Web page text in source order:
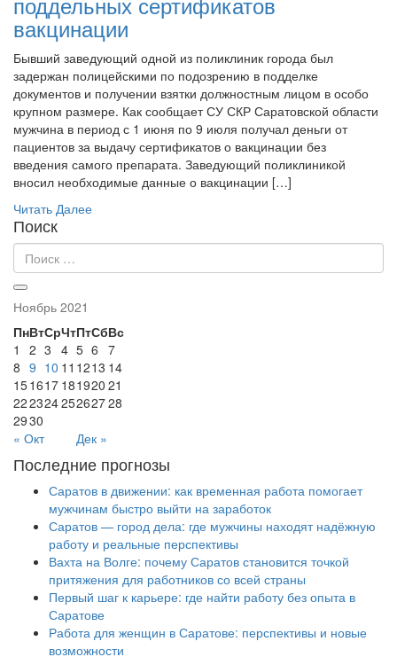
вакцинации
Бывший заведующий одной из поликлиник города был
задержан полицейскими по подозрению в подделке
документов и получении взятки должностным лицом в особо
крупном размере. Как сообщает СУ СКР Саратовской области
мужчина в период с 1 июня по 9 июля получал деньги от
пациентов за выдачу сертификатов о вакцинации без
введения самого препарата. Заведующий поликлиникой
вносил необходимые данные о вакцинации […]
Читать Далее
Поиск
Ноябрь 2021
ПнВтСрЧтПтСбВс
« Окт Дек »
1 2 3 4 5 6 7
8 9 10 11 1213 14
151617 181920 21
22232425262728
2930
Последние прогнозы
Саратов в движении: как временная работа помогает
мужчинам быстро выйти на заработок
Саратов — город дела: где мужчины находят надёжную
работу и реальные перспективы
Вахта на Волге: почему Саратов становится точкой
притяжения для работников со всей страны
Первый шаг к карьере: где найти работу без опыта в
Саратове
Работа для женщин в Саратове: перспективы и новые
возможности